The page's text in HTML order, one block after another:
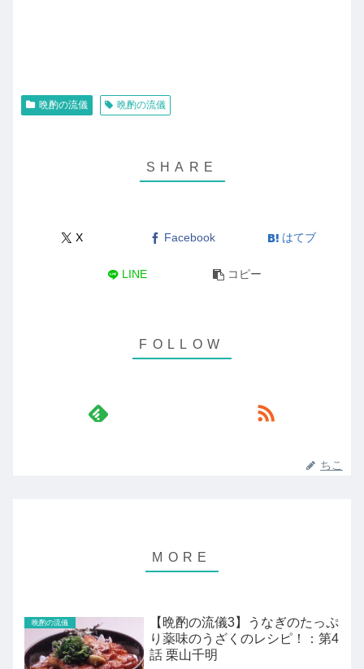
晩酌の流儀 晩酌の流儀
X Facebook はてブ
LINE コピー
ちこ
晩酌の流儀
【晩酌の流儀3】うなぎのたっぷ
り薬味のうざくのレシピ！：第4
話 栗山千明